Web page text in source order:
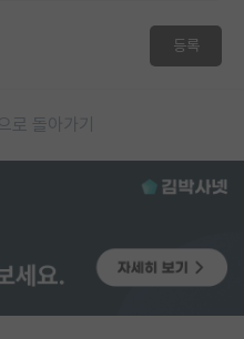
등록
로 돌아가기